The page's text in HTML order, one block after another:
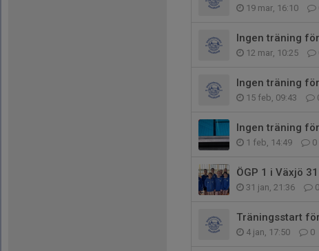
19 mar, 16:10
Ingen träning
12 mar, 10:25
Ingen träning
15 feb, 09:43
Ingen träning
1 feb, 14:49 0
ÖGP 1 i Växjö
31 jan, 21:36 0
Träningsstart
4 jan, 17:50 0